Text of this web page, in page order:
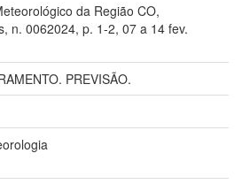
da Região CO,
n. 0062024, p. 1-2, 07 a 14 fev.
PREVISÃO.